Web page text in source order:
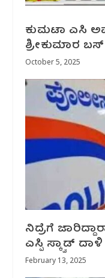
ಕುಮಟಾ ಎಸಿ
ಶ್ರೀಕುಮಾರ ಬಸ್
October 5, 2025
ನಿದ್ರೆಗೆ
ಎಸ್ಪಿ ಸ್ಕ್ವಾಡ್ ದಾಳಿ
February 13, 2025